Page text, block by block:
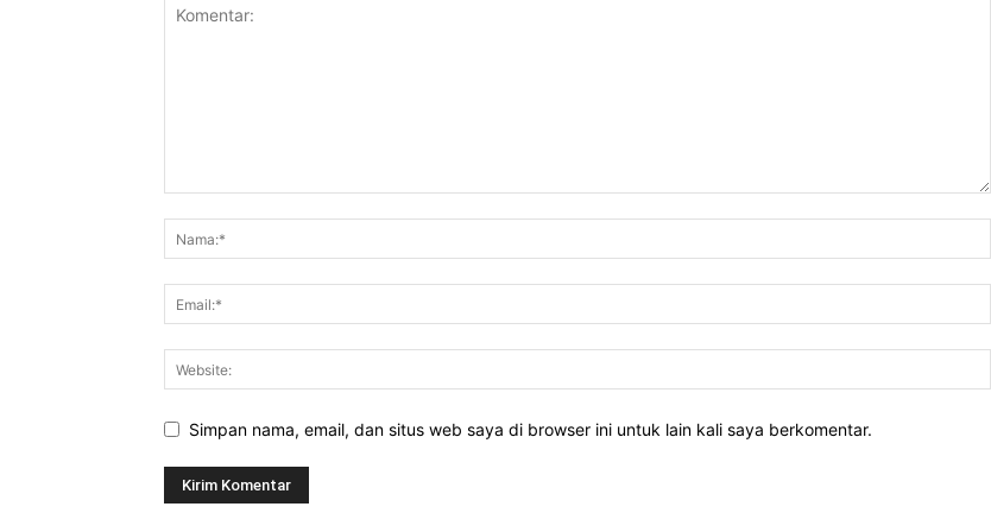
Simpan nama, email, dan situs web saya di browser ini untuk lain kali saya berkomentar.